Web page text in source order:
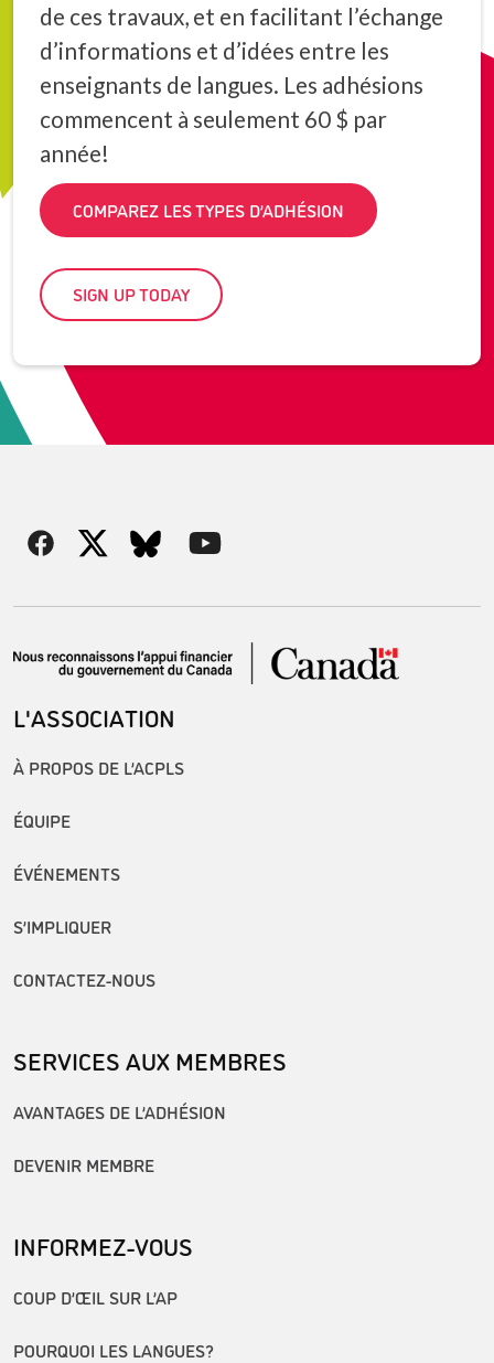
de ces travaux, et en facilitant l’échange
d’informations et d’idées entre les
enseignants de langues. Les adhésions
commencent à seulement 60 $ par
année!
COMPAREZ LES TYPES D’ADHÉSION
SIGN UP TODAY
L'ASSOCIATION
À PROPOS DE L’ACPLS
ÉQUIPE
ÉVÉNEMENTS
S’IMPLIQUER
CONTACTEZ-NOUS
SERVICES AUX MEMBRES
AVANTAGES DE L’ADHÉSION
DEVENIR MEMBRE
INFORMEZ-VOUS
COUP D’ŒIL SUR L’AP
POURQUOI LES LANGUES?